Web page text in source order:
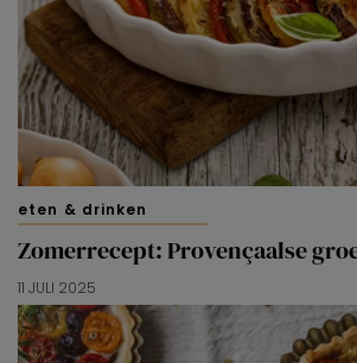
eten & drinken
Zomerrecept: Provençaalse
11 JULI 2025